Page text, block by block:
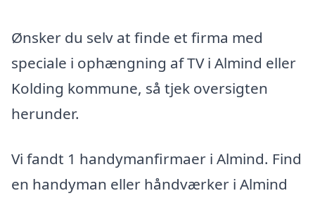
Ønsker du selv at finde et firma med
speciale i ophængning af TV i Almind eller
Kolding kommune, så tjek oversigten
herunder.
Vi fandt 1 handymanfirmaer i Almind. Find
en handyman eller håndværker i Almind